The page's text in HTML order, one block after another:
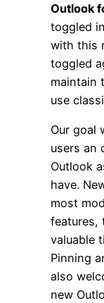
Outlook
toggled
with this
toggled
maintain
use
Our goal
users an
Outlook
have.
most
features,
valuable
Pinning
also
new